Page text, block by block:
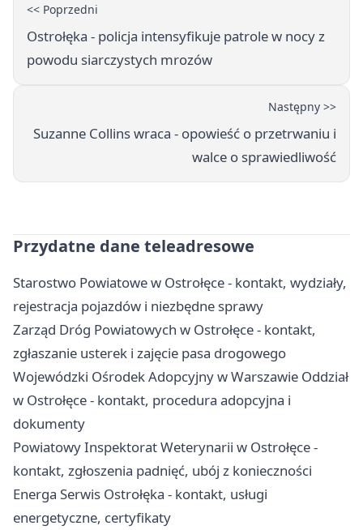
<< Poprzedni
Ostrołęka - policja intensyfikuje patrole w nocy z
powodu siarczystych mrozów
Następny >>
Suzanne Collins wraca - opowieść o przetrwaniu i
walce o sprawiedliwość
Przydatne dane teleadresowe
Starostwo Powiatowe w Ostrołęce - kontakt, wydziały,
rejestracja pojazdów i niezbędne sprawy
Zarząd Dróg Powiatowych w Ostrołęce - kontakt,
zgłaszanie usterek i zajęcie pasa drogowego
Wojewódzki Ośrodek Adopcyjny w Warszawie Oddział
w Ostrołęce - kontakt, procedura adopcyjna i
dokumenty
Powiatowy Inspektorat Weterynarii w Ostrołęce -
kontakt, zgłoszenia padnięć, ubój z konieczności
Energa Serwis Ostrołęka - kontakt, usługi
energetyczne, certyfikaty